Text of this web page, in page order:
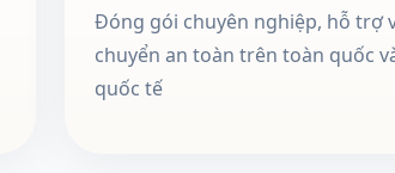
Đóng gói chuyên nghiệp, hỗ trợ
chuyển an toàn trên toàn quốc
quốc tế